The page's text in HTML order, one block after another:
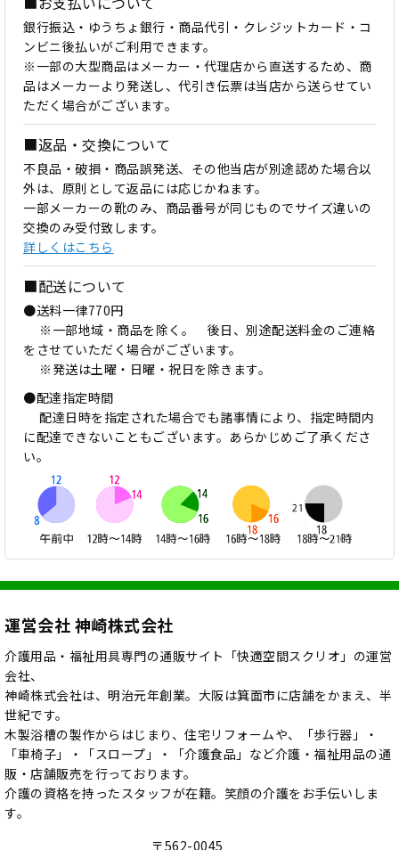
銀行振込・ゆうちょ銀行・商品代引・クレジットカード・コ
ンビニ後払いがご利用できます。
※一部の大型商品はメーカー・代理店から直送するため、商
品はメーカーより発送し、代引き伝票は当店から送らせてい
ただく場合がございます。
■返品・交換について
不良品・破損・商品誤発送、その他当店が別途認めた場合以
外は、原則として返品には応じかねます。
一部メーカーの靴のみ、商品番号が同じものでサイズ違いの
交換のみ受付致します。
詳しくはこちら
■配送について
●送料一律770円
※一部地域・商品を除く。 後日、別途配送料金のご連絡
をさせていただく場合がございます。
※発送は土曜・日曜・祝日を除きます。
●配達指定時間
配達日時を指定された場合でも諸事情により、指定時間内
に配達できないこともございます。あらかじめご了承くださ
い。
運営会社 神崎株式会社
介護用品・福祉用具専門の通販サイト「快適空間スクリオ」の運営
会社、
神崎株式会社は、明治元年創業。大阪は箕面市に店舗をかまえ、半
世紀です。
木製浴槽の製作からはじまり、住宅リフォームや、「歩行器」・
「車椅子」・「スロープ」・「介護食品」など介護・福祉用品の通
販・店舗販売を行っております。
介護の資格を持ったスタッフが在籍。笑顔の介護をお手伝いしま
す。
〒562-0045